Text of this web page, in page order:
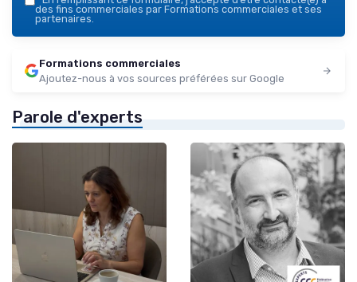
des fins commerciales par Formations commerciales et ses
partenaires.
Formations commerciales
Ajoutez-nous à vos sources préférées sur Google
Parole d'experts